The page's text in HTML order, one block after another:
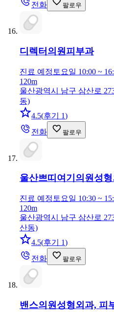
전화 팔로우
디렉터의원 피부과
진료 예정 토요일 10:00 ~
120m
울산광역시 남구 삼산로
동)
4.5(후기 1)
전화
팔로우
울산쁘띠여기의원성
진료 예정 토요일 10:30 ~
120m
울산광역시 남구 삼산로
산동)
4.5(후기 1)
전화
팔로우
밴스의원 성형외과, 피